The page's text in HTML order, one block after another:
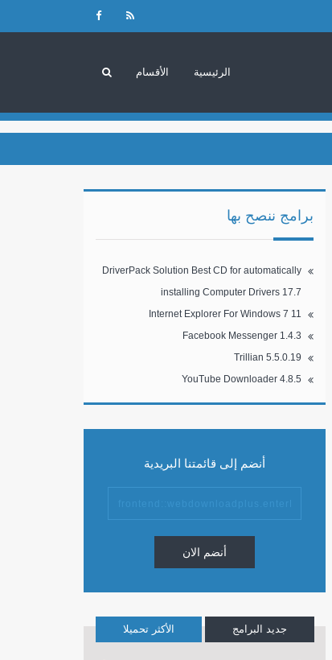
الرئيسية الأقسام
برامج ننصح بها
DriverPack Solution Best CD for automatically
installing Computer Drivers 17.7
Internet Explorer For Windows 7 11
Facebook Messenger 1.4.3
Trillian 5.5.0.19
YouTube Downloader 4.8.5
أنضم إلى قائمتنا البريدية
أنضم الان
جديد البرامج الأكثر تحميلا